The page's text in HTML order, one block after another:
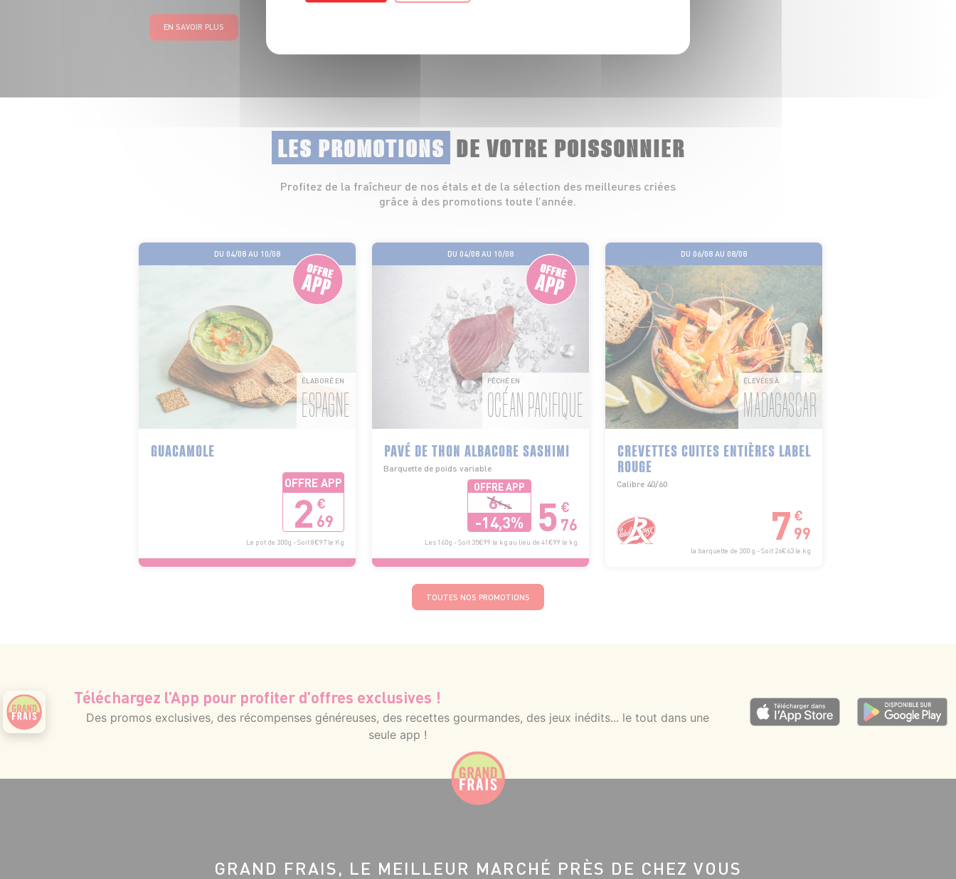
EN SAVOIR PLUS
LES PROMOTIONS DE VOTRE POISSONNIER
Profitez de la fraîcheur de nos étals et de la sélection des meilleures criées
grâce à des promotions toute l’année.
DU 04/08 AU 10/08
ÉLABORÉ EN
ESPAGNE
GUACAMOLE
OFFRE APP
2 €
69
Le pot de 300g - Soit 8€97 le Kg
DU 04/08 AU 10/08
PÊCHÉ EN
OCÉAN PACIFIQUE
PAVÉ DE THON ALBACORE SASHIMI
Barquette de poids variable
OFFRE APP
6€72
-14,3% 5 €
76
Les 160g - Soit 35€99 le kg au lieu de 41€99 le kg
DU 06/08 AU 08/08
ÉLEVÉES À
MADAGASCAR
CREVETTES CUITES ENTIÈRES LABEL
ROUGE
Calibre 40/60
7 €
99
la barquette de 300 g - Soit 26€63 le kg
TOUTES NOS PROMOTIONS
Téléchargez l’App pour profiter d’offres exclusives !
Des promos exclusives, des récompenses généreuses, des recettes gourmandes, des jeux inédits... le tout dans une
seule app !
GRAND FRAIS, LE MEILLEUR MARCHÉ PRÈS DE CHEZ VOUS